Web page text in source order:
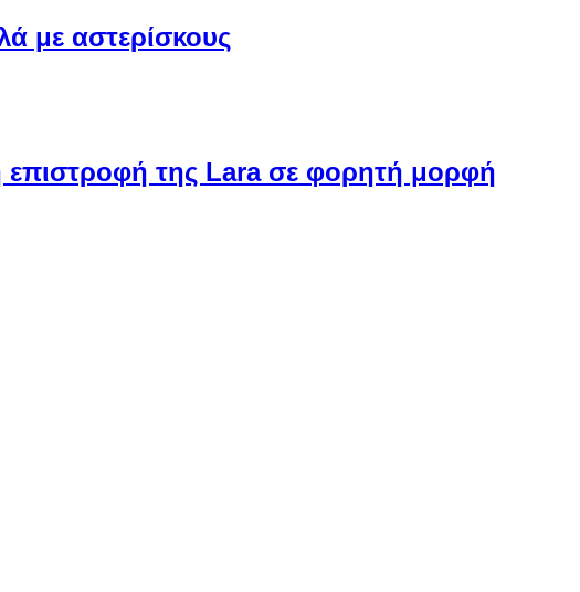
με αστερίσκους
της Lara σε φορητή μορφή